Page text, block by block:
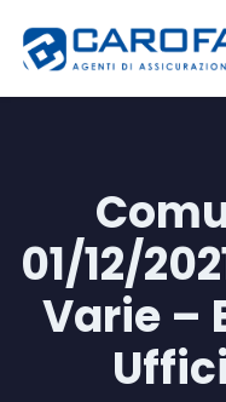
01/12/
Varie –